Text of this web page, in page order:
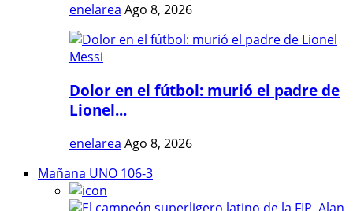
enelarea Ago 8, 2026
Dolor en el fútbol: murió el padre de
Lionel...
enelarea Ago 8, 2026
Mañana UNO 106-3